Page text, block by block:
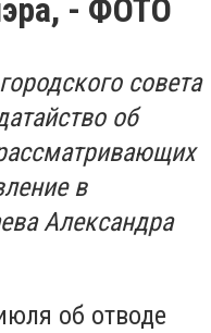
- ФОТО
совета
об
в
Александра
об отводе